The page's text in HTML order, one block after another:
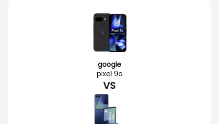
google
pixel 9a
VS